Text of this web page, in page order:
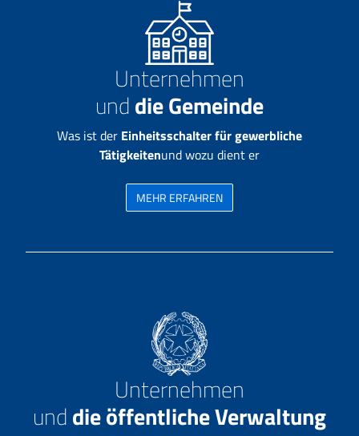
Unternehmen
unddie Gemeinde
Was ist der Einheitsschalter für gewerbliche
Tätigkeitenund wozu dient er
MEHR ERFAHREN
Unternehmen
unddie öffentliche Verwaltung